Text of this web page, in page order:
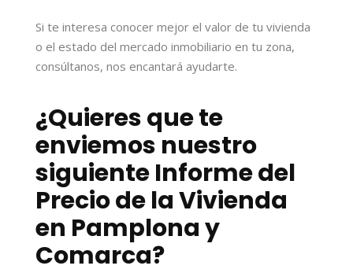
Si te interesa conocer mejor el valor de tu vivienda
o el estado del mercado inmobiliario en tu zona,
consúltanos, nos encantará ayudarte.
¿Quieres que te
enviemos nuestro
siguiente Informe del
Precio de la Vivienda
en Pamplona y
Comarca?